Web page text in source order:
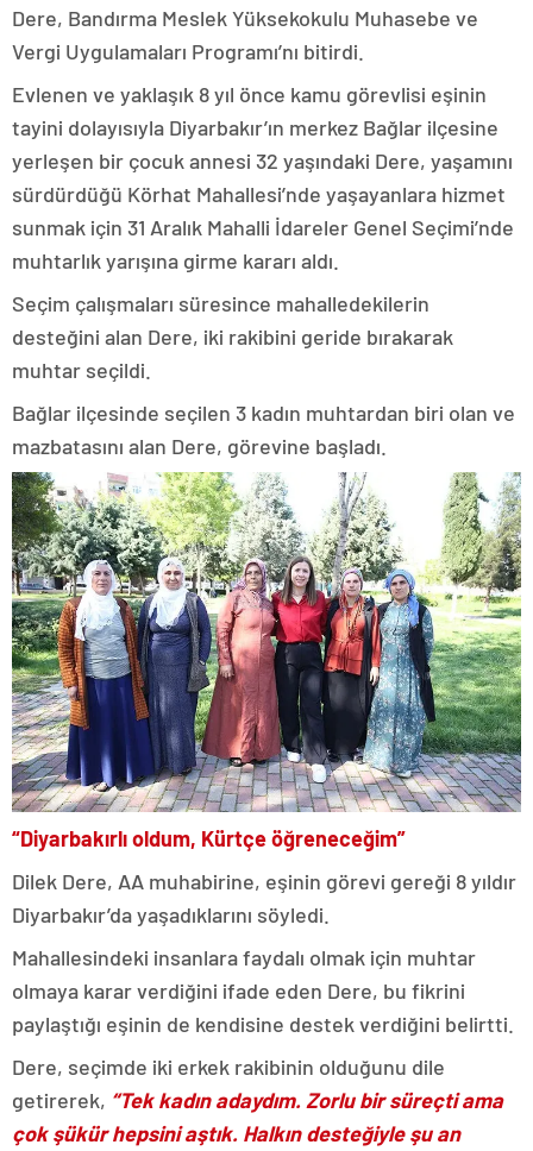
Dere, Bandırma Meslek Yüksekokulu Muhasebe ve
Vergi Uygulamaları Programı’nı bitirdi.
Evlenen ve yaklaşık 8 yıl önce kamu görevlisi eşinin
tayini dolayısıyla Diyarbakır’ın merkez Bağlar ilçesine
yerleşen bir çocuk annesi 32 yaşındaki Dere, yaşamını
sürdürdüğü Körhat Mahallesi’nde yaşayanlara hizmet
sunmak için 31 Aralık Mahalli İdareler Genel Seçimi’nde
muhtarlık yarışına girme kararı aldı.
Seçim çalışmaları süresince mahalledekilerin
desteğini alan Dere, iki rakibini geride bırakarak
muhtar seçildi.
Bağlar ilçesinde seçilen 3 kadın muhtardan biri olan ve
mazbatasını alan Dere, görevine başladı.
“Diyarbakırlı oldum, Kürtçe öğreneceğim”
Dilek Dere, AA muhabirine, eşinin görevi gereği 8 yıldır
Diyarbakır’da yaşadıklarını söyledi.
Mahallesindeki insanlara faydalı olmak için muhtar
olmaya karar verdiğini ifade eden Dere, bu fikrini
paylaştığı eşinin de kendisine destek verdiğini belirtti.
Dere, seçimde iki erkek rakibinin olduğunu dile
getirerek, “Tek kadın adaydım. Zorlu bir süreçti ama
çok şükür hepsini aştık. Halkın desteğiyle şu an